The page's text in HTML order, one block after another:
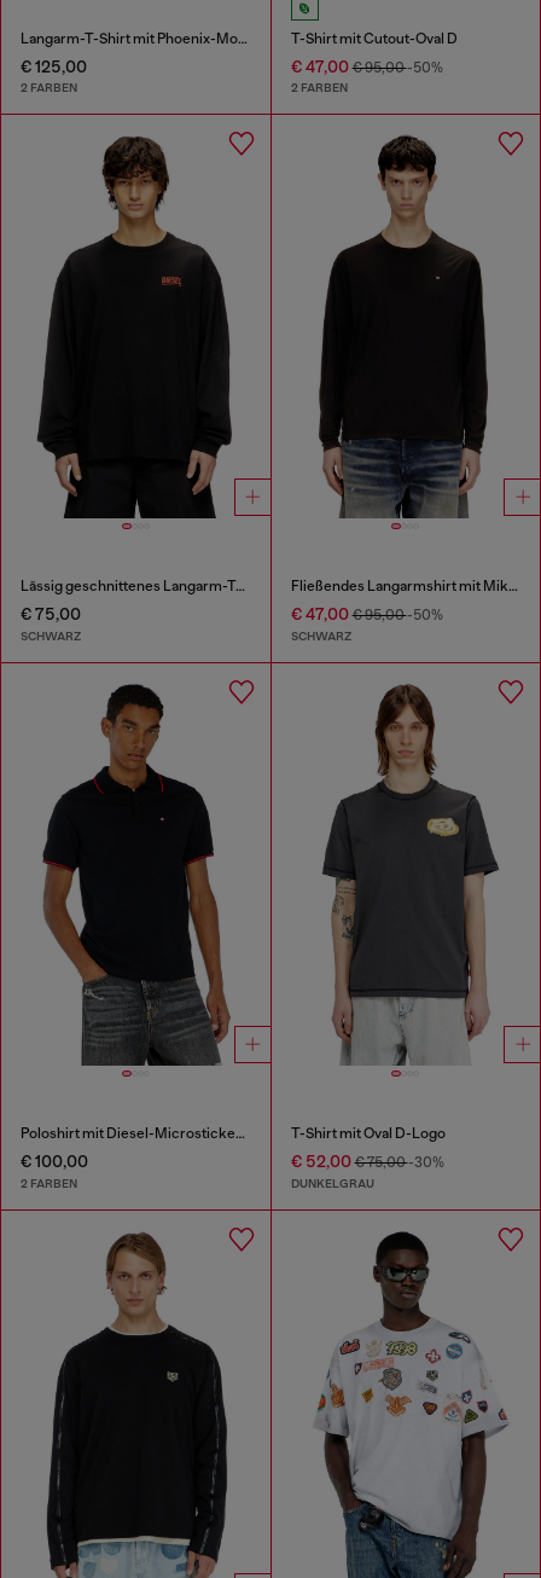
Langarm-T-Shirt mit Phoenix-Motiv
€ 125,00
2 FARBEN
T-Shirt mit Cutout-Oval D
€ 47,00€ 95,00-50%
2 FARBEN
Lässig geschnittenes Langarm-T-Shirt mit Biscotto-Logo
€ 75,00
SCHWARZ
Fließendes Langarmshirt mit Mikro-Stickerei
€ 47,00€ 95,00-50%
SCHWARZ
Poloshirt mit Diesel-Microstickerei
€ 100,00
2 FARBEN
T-Shirt mit Oval D-Logo
€ 52,00€ 75,00-30%
DUNKELGRAU